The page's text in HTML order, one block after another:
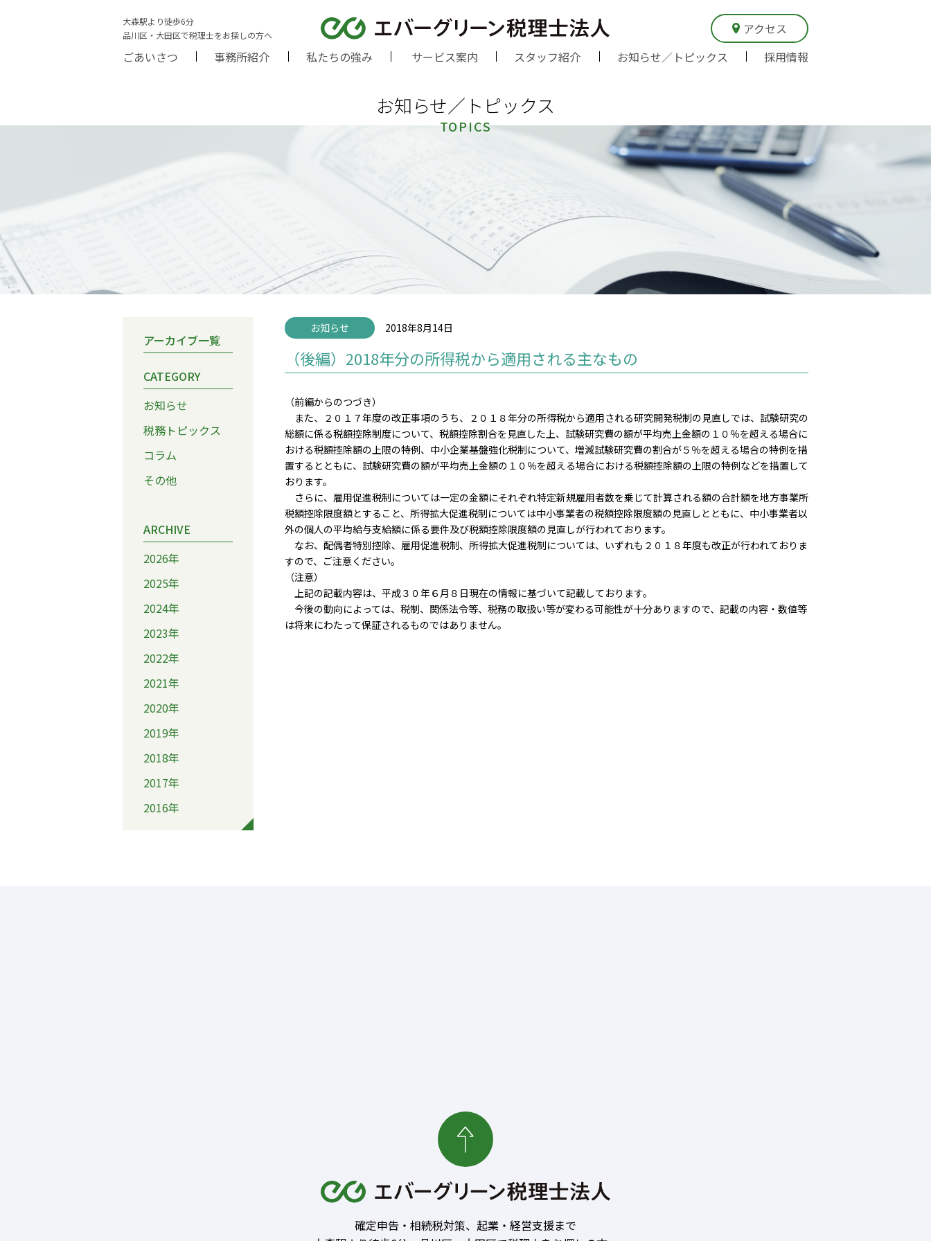
大森駅より徒歩6分
品川区・大田区で税理士をお探しの方へ
アクセス
ごあいさつ
事務所紹介 私たちの強み サービス案内 スタッフ紹介 お知らせ／トピックス 採用情報
お知らせ／トピックス
TOPICS
アーカイブ一覧
CATEGORY
お知らせ
税務トピックス
コラム
その他
ARCHIVE
2026年
2025年
2024年
2023年
2022年
2021年
2020年
2019年
2018年
2017年
2016年
お知らせ 2018年8月14日
（後編）2018年分の所得税から適用される主なもの
（前編からのつづき）
また、２０１７年度の改正事項のうち、２０１８年分の所得税から適用される研究開発税制の見直しでは、試験研究の
総額に係る税額控除制度について、税額控除割合を見直した上、試験研究費の額が平均売上金額の１０％を超える場合に
おける税額控除額の上限の特例、中小企業基盤強化税制について、増減試験研究費の割合が５％を超える場合の特例を措
置するとともに、試験研究費の額が平均売上金額の１０％を超える場合における税額控除額の上限の特例などを措置して
おります。
さらに、雇用促進税制については一定の金額にそれぞれ特定新規雇用者数を乗じて計算される額の合計額を地方事業所
税額控除限度額とすること、所得拡大促進税制については中小事業者の税額控除限度額の見直しとともに、中小事業者以
外の個人の平均給与支給額に係る要件及び税額控除限度額の見直しが行われております。
なお、配偶者特別控除、雇用促進税制、所得拡大促進税制については、いずれも２０１８年度も改正が行われておりま
すので、ご注意ください。
（注意）
上記の記載内容は、平成３０年６月８日現在の情報に基づいて記載しております。
今後の動向によっては、税制、関係法令等、税務の取扱い等が変わる可能性が十分ありますので、記載の内容・数値等
は将来にわたって保証されるものではありません。
確定申告・相続税対策、起業・経営支援まで